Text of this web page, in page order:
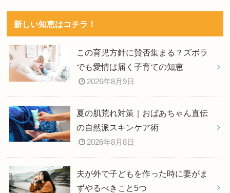
新しい知恵はコチラ！
この育児方針に賛否集まる？ズボラ
でも愛情は届く子育ての知恵
2026年8月9日
夏の肌荒れ対策｜おばあちゃん直伝
の自然派スキンケア術
2026年8月8日
夫が外で子どもを作った時に妻がま
ずやるべきこと5つ